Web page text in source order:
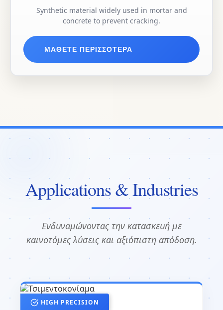
Synthetic material widely used in mortar and
concrete to prevent cracking.
ΜΆΘΕΤΕ ΠΕΡΙΣΣΌΤΕΡΑ
Applications & Industries
Ενδυναμώνοντας την κατασκευή με
καινοτόμες λύσεις και αξιόπιστη απόδοση.
HIGH PRECISION